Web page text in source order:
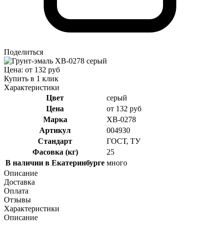
Поделиться
Цена: от 132 руб
Купить в 1 клик
Характеристики
Цвет
серый
Цена
от 132 руб
Марка
ХВ-0278
Артикул
004930
Стандарт
ГОСТ, ТУ
Фасовка (кг)
25
В наличии в Екатеринбурге много
Описание
Доставка
Оплата
Отзывы
Характеристики
Описание